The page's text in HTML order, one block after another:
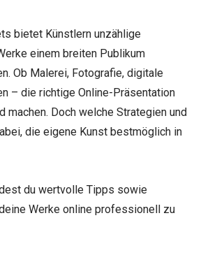
bietet Künstlern unzählige
einem breiten Publikum
Ob Malerei, Fotografie, digitale
– die richtige Online-Präsentation
machen. Doch welche Strategien und
die eigene Kunst bestmöglich in
du wertvolle Tipps sowie
Werke online professionell zu